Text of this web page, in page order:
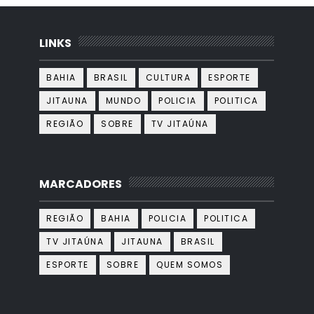
LINKS
BAHIA BRASIL CULTURA
ESPORTE
JITAUNA
MUNDO POLICIA
POLITICA
REGIÃO
SOBRE TV JITAÚNA
MARCADORES
REGIÃO BAHIA POLICIA
POLITICA
TV JITAÚNA
JITAUNA
BRASIL
ESPORTE
SOBRE QUEM SOMOS